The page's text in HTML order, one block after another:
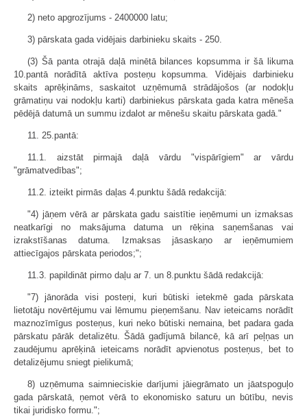
2) neto apgrozījums - 2400000 latu;
3) pārskata gada vidējais darbinieku skaits - 250.
(3) Šā panta otrajā daļā minētā bilances kopsumma ir šā likuma
10.pantā norādītā aktīva posteņu kopsumma. Vidējais darbinieku
skaits aprēķināms, saskaitot uzņēmumā strādājošos (ar nodokļu
grāmatiņu vai nodokļu karti) darbiniekus pārskata gada katra mēneša
pēdējā datumā un summu izdalot ar mēnešu skaitu pārskata gadā."
11. 25.pantā:
11.1. aizstāt pirmajā daļā vārdu "vispārīgiem" ar vārdu
"grāmatvedības";
11.2. izteikt pirmās daļas 4.punktu šādā redakcijā:
"4) jāņem vērā ar pārskata gadu saistītie ieņēmumi un izmaksas
neatkarīgi no maksājuma datuma un rēķina saņemšanas vai
izrakstīšanas datuma. Izmaksas jāsaskaņo ar ieņēmumiem
attiecīgajos pārskata periodos;";
11.3. papildināt pirmo daļu ar 7. un 8.punktu šādā redakcijā:
"7) jānorāda visi posteņi, kuri būtiski ietekmē gada pārskata
lietotāju novērtējumu vai lēmumu pieņemšanu. Nav ieteicams norādīt
maznozīmīgus posteņus, kuri neko būtiski nemaina, bet padara gada
pārskatu pārāk detalizētu. Šādā gadījumā bilancē, kā arī peļņas un
zaudējumu aprēķinā ieteicams norādīt apvienotus posteņus, bet to
detalizējumu sniegt pielikumā;
8) uzņēmuma saimnieciskie darījumi jāiegrāmato un jāatspoguļo
gada pārskatā, ņemot vērā to ekonomisko saturu un būtību, nevis
tikai juridisko formu.";